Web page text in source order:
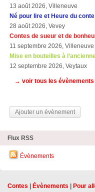
13 août 2026, Villeneuve
Né pour lire et Heure du
28 août 2026, Vevey
Contes de sueur et de
11 septembre 2026, Villeneuve
Mise en bouteilles à
12 septembre 2026, Veytaux
→ voir tous les évènements
Ajouter un évènement
Flux RSS
Évènements
Contes Évènements Pour